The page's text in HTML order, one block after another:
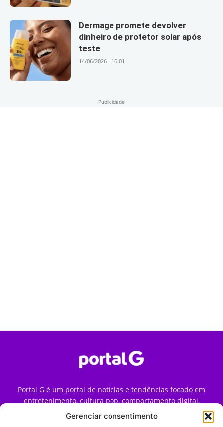
Gerenciar consentimento
Dermage promete devolver
dinheiro de protetor solar após
teste
14/06/2026 - 16:01
Publicidade
Portal G é um portal de notícias e tendências focado em
entretenimento, cultura pop, comportamento digital,
streaming, games e iniciativas de marca que impactam a
forma como o público vive e consome internet no Brasil.